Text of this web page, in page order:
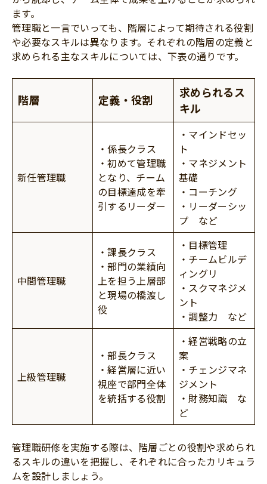
ます。
管理職と一言でいっても、階層によって期待される役割
や必要なスキルは異なります。それぞれの階層の定義と
求められる主なスキルについては、下表の通りです。
階層 定義・役割
求められるス
キル
新任管理職
・係長クラス
・初めて管理職
となり、チーム
の目標達成を牽
引するリーダー
・マインドセッ
ト
・マネジメント
基礎
・コーチング
・リーダーシッ
プ など
中間管理職
・課長クラス
・部門の業績向
上を担う上層部
と現場の橋渡し
役
・目標管理
・チームビルデ
ィングリ
・スクマネジメ
ント
・調整力 など
上級管理職
・部長クラス
・経営層に近い
視座で部門全体
を統括する役割
・経営戦略の立
案
・チェンジマネ
ジメント
・財務知識 な
ど
管理職研修を実施する際は、階層ごとの役割や求められ
るスキルの違いを把握し、それぞれに合ったカリキュラ
ムを設計しましょう。